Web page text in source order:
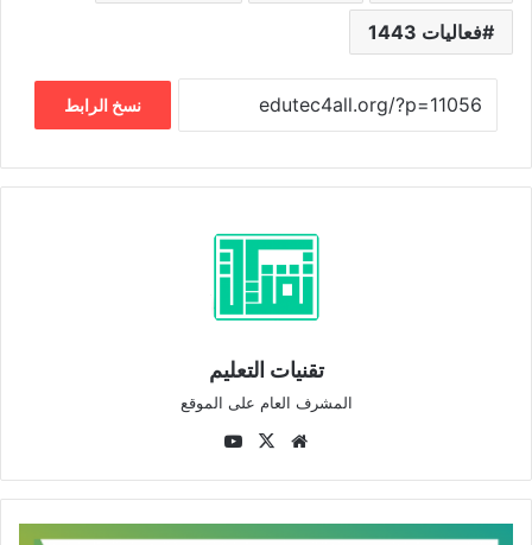
فعاليات 1443
نسخ الرابط
تقنيات التعليم
المشرف العام على الموقع
موقع
‫X
الفيديو